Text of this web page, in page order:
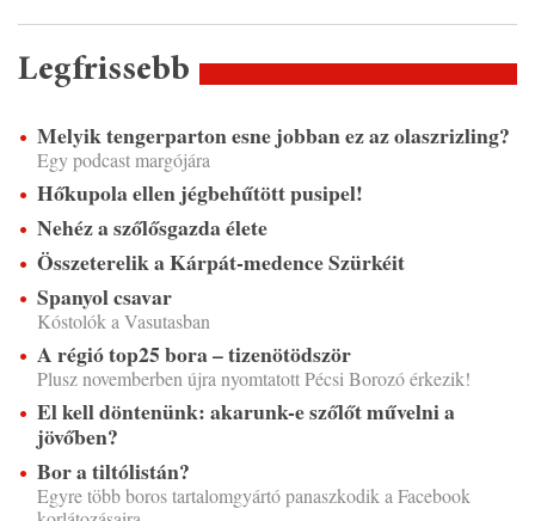
Legfrissebb
Melyik tengerparton esne jobban ez az olaszrizling?
Egy podcast margójára
Hőkupola ellen jégbehűtött pusipel!
Nehéz a szőlősgazda élete
Összeterelik a Kárpát-medence Szürkéit
Spanyol csavar
Kóstolók a Vasutasban
A régió top25 bora – tizenötödször
Plusz novemberben újra nyomtatott Pécsi Borozó érkezik!
El kell döntenünk: akarunk-e szőlőt művelni a
jövőben?
Bor a tiltólistán?
Egyre több boros tartalomgyártó panaszkodik a Facebook